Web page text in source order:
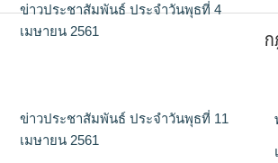
ข่าวประชาสัมพันธ์ ประจำวันพุธที่ 4
เมษายน 2561
ข่าวประชาสัมพันธ์ ประจำวันพุธที่ 11
เมษายน 2561